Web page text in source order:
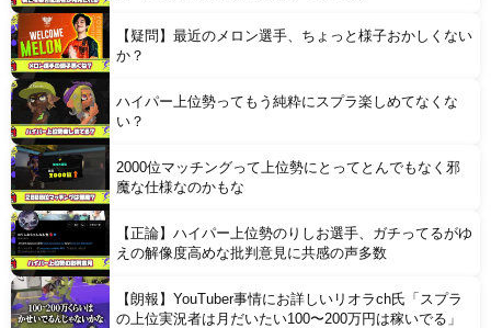
Powered by livedoor 相互RSS【疑問】最近のメロン選手、ちょっと様子おかしくない
か？
ハイパー上位勢ってもう純粋にスプラ楽しめてなくな
い？
2000位マッチングって上位勢にとってとんでもなく邪
魔な仕様なのかもな
【正論】ハイパー上位勢のりしお選手、ガチってるがゆ
えの解像度高めな批判意見に共感の声多数
【朗報】YouTuber事情にお詳しいリオラch氏「スプラ
の上位実況者は月だいたい100〜200万円は稼いでる」